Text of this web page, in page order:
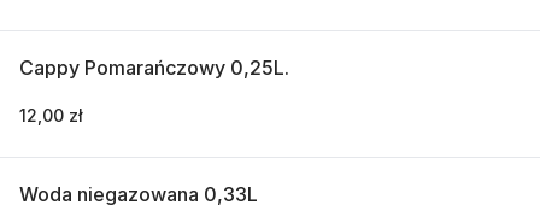
Cappy Pomarańczowy 0,25L.
12,00 zł
Woda niegazowana 0,33L